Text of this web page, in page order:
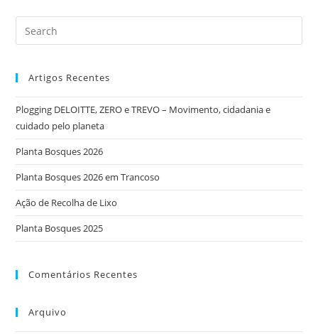
Artigos Recentes
Plogging DELOITTE, ZERO e TREVO – Movimento, cidadania e
cuidado pelo planeta
Planta Bosques 2026
Planta Bosques 2026 em Trancoso
Ação de Recolha de Lixo
Planta Bosques 2025
Comentários Recentes
Arquivo